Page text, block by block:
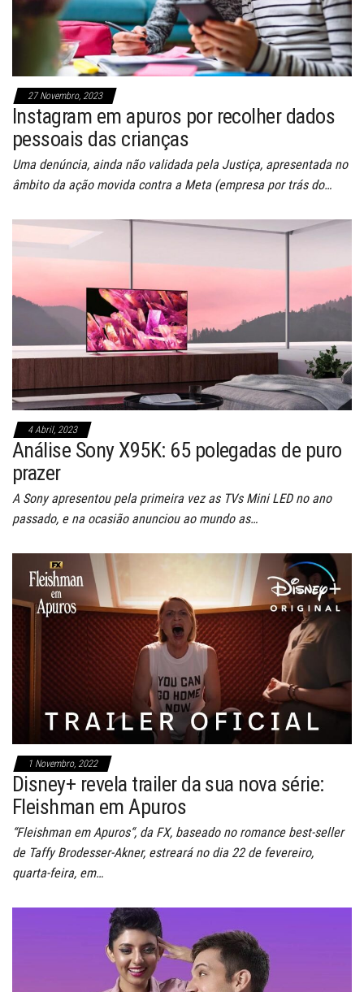
27 Novembro, 2023
Instagram em apuros por recolher dados
pessoais das crianças
Uma denúncia, ainda não validada pela Justiça, apresentada no
âmbito da ação movida contra a Meta (empresa por trás do…
4 Abril, 2023
Análise Sony X95K: 65 polegadas de puro
prazer
A Sony apresentou pela primeira vez as TVs Mini LED no ano
passado, e na ocasião anunciou ao mundo as…
1 Novembro, 2022
Disney+ revela trailer da sua nova série:
Fleishman em Apuros
“Fleishman em Apuros“, da FX, baseado no romance best-seller
de Taffy Brodesser-Akner, estreará no dia 22 de fevereiro,
quarta-feira, em…